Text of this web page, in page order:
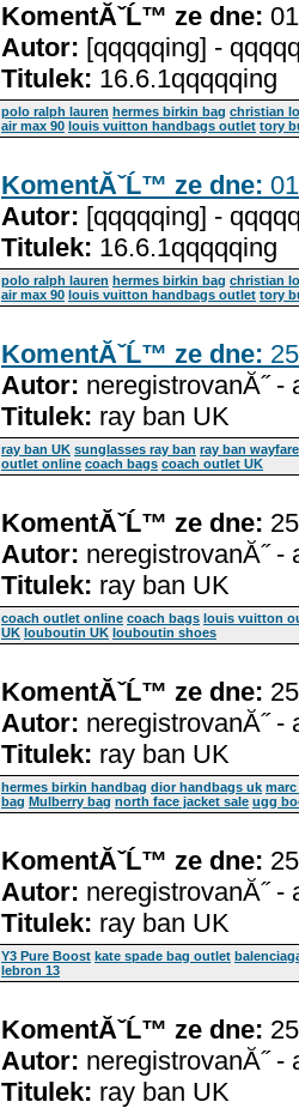
KomentĂˇĹ™ ze dne:
Autor: [qqqqqing] -
Titulek: 16.6.1qqqqqing
polo ralph lauren hermes birkin bag christian
air max 90 louis vuitton handbags outlet tory
KomentĂˇĹ™ ze dne:
Autor: [qqqqqing] -
Titulek: 16.6.1qqqqqing
polo ralph lauren hermes birkin bag christian
air max 90 louis vuitton handbags outlet tory
KomentĂˇĹ™ ze dne:
Autor: neregistrovanĂ˝
Titulek: ray ban UK
ray ban UK sunglasses ray ban ray ban
outlet online coach bags coach outlet UK
KomentĂˇĹ™ ze dne:
Autor: neregistrovanĂ˝
Titulek: ray ban UK
coach outlet online coach bags louis vuitton
UK louboutin UK louboutin shoes
KomentĂˇĹ™ ze dne:
Autor: neregistrovanĂ˝
Titulek: ray ban UK
hermes birkin handbag dior handbags uk
bag Mulberry bag north face jacket sale ugg
KomentĂˇĹ™ ze dne:
Autor: neregistrovanĂ˝
Titulek: ray ban UK
Y3 Pure Boost kate spade bag outlet
lebron 13
KomentĂˇĹ™ ze dne:
Autor: neregistrovanĂ˝
Titulek: ray ban UK